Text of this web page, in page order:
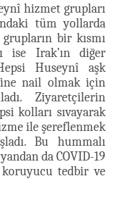
hizmet grupları
tüm yollarda
bir kısmı
ise Irak’ın diğer
Huseynî aşk
nail olmak için
Ziyaretçilerin
kolları sıvayarak
ile şereflenmek
Bu hummalı
da COVID-19
koruyucu tedbir ve